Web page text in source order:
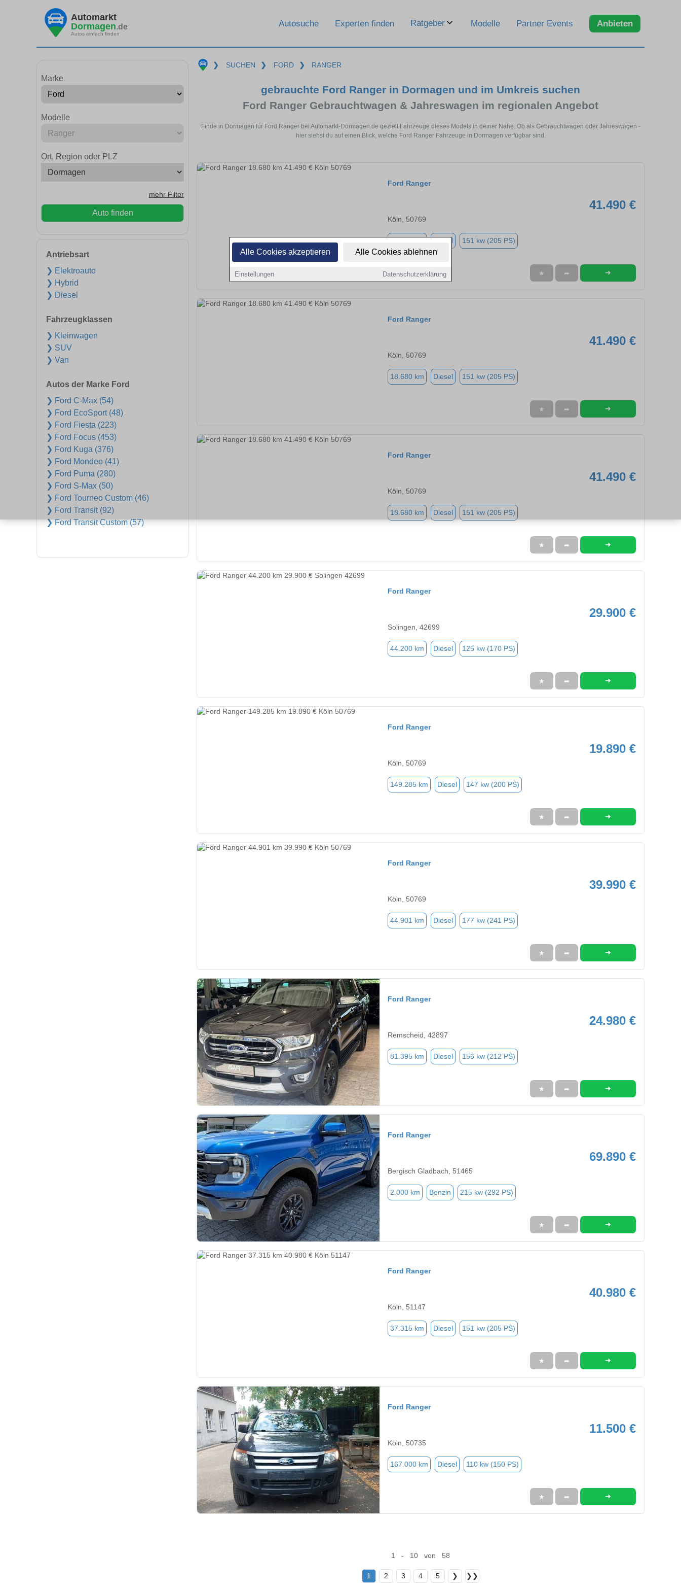
Alle Cookies akzeptieren Alle Cookies ablehnen
Einstellungen Datenschutzerklärung
Automarkt
Dormagen.de
Autos einfach finden
Autosuche Experten finden Ratgeber Modelle Partner Events Anbieten
Marke
Modelle
Ort, Region oder PLZ
mehr Filter
Auto finden
Antriebsart
❯ Elektroauto
❯ Hybrid
❯ Diesel
Fahrzeugklassen
❯ Kleinwagen
❯ SUV
❯ Van
Autos der Marke Ford
❯ Ford C-Max (54)
❯ Ford EcoSport (48)
❯ Ford Fiesta (223)
❯ Ford Focus (453)
❯ Ford Kuga (376)
❯ Ford Mondeo (41)
❯ Ford Puma (280)
❯ Ford S-Max (50)
❯ Ford Tourneo Custom (46)
❯ Ford Transit (92)
❯ Ford Transit Custom (57)
❯ SUCHEN ❯ FORD ❯ RANGER
gebrauchte Ford Ranger in Dormagen und im Umkreis suchen
Ford Ranger Gebrauchtwagen & Jahreswagen im regionalen Angebot
Finde in Dormagen für Ford Ranger bei Automarkt-Dormagen.de gezielt Fahrzeuge dieses Models in deiner Nähe. Ob als Gebrauchtwagen oder Jahreswagen -
hier siehst du auf einen Blick, welche Ford Ranger Fahrzeuge in Dormagen verfügbar sind.
Ford Ranger
41.490 €
Köln, 50769
Diesel 151 kw (205 PS)
★ ➦ ➜
Ford Ranger
41.490 €
Köln, 50769
18.680 km Diesel 151 kw (205 PS)
★ ➦ ➜
Ford Ranger
41.490 €
Köln, 50769
18.680 km Diesel 151 kw (205 PS)
★ ➦ ➜
Ford Ranger
29.900 €
Solingen, 42699
44.200 km Diesel 125 kw (170 PS)
★ ➦ ➜
Ford Ranger
19.890 €
Köln, 50769
149.285 km Diesel 147 kw (200 PS)
★ ➦ ➜
Ford Ranger
39.990 €
Köln, 50769
44.901 km Diesel 177 kw (241 PS)
★ ➦ ➜
Ford Ranger
24.980 €
Remscheid, 42897
81.395 km Diesel 156 kw (212 PS)
★ ➦ ➜
Ford Ranger
69.890 €
Bergisch Gladbach, 51465
2.000 km Benzin 215 kw (292 PS)
★ ➦ ➜
Ford Ranger
40.980 €
Köln, 51147
37.315 km Diesel 151 kw (205 PS)
★ ➦ ➜
Ford Ranger
11.500 €
Köln, 50735
167.000 km Diesel 110 kw (150 PS)
★ ➦ ➜
1 - 10 von 58
1 2 3 4 5 ❯ ❯❯